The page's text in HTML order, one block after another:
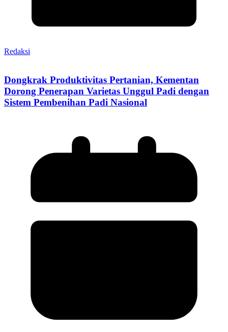
Redaksi
Dongkrak Produktivitas Pertanian, Kementan
Dorong Penerapan Varietas Unggul Padi dengan
Sistem Pembenihan Padi Nasional